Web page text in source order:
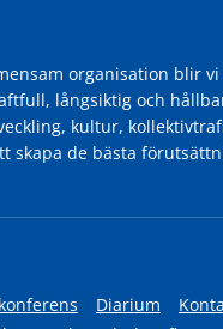
organisation blir
långsiktig och
kultur,
skapa de bästa
Diarium